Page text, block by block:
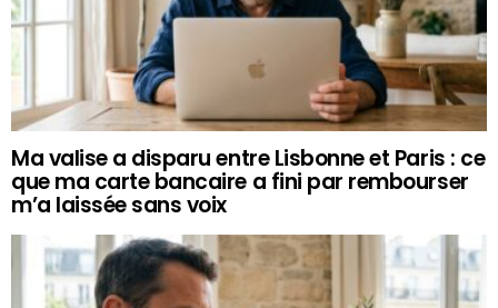
Ma valise a disparu entre Lisbonne et Paris : ce
que ma carte bancaire a fini par rembourser
m’a laissée sans voix